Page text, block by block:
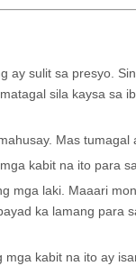
sulit sa presyo.
sila kaysa sa
Mas
kabit na ito para
mga laki. Maaari
ka lamang para
kabit na ito ay